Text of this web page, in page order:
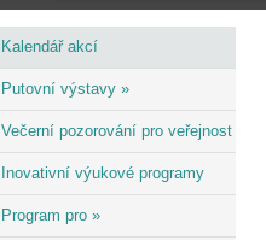
Kalendář akcí
Putovní výstavy »
Večerní pozorování pro veřejnost
Inovativní výukové programy
Program pro »